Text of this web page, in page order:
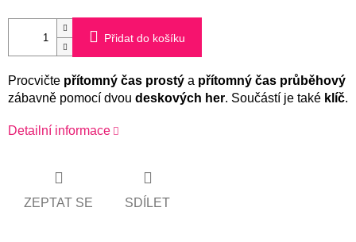
Přidat do košíku
Procvičte přítomný čas prostý a přítomný čas průběhový
zábavně pomocí dvou deskových her. Součástí je také klíč.
Detailní informace
ZEPTAT SE SDÍLET